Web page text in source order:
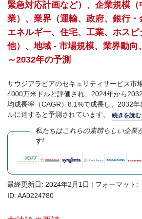
緊急対応計画など）、企業規模
業）、業界（運輸、政府、銀行・
エネルギー、住宅、工業、ホス
他）、地域 - 市場規模、業界動向
～2032年の予測
サウジアラビアのセキュリティサービス市
4000万米ドルと評価され、2024年から
均成長率（CAGR）8.1%で成長し、2032
ルに達すると予測されています。 続きを読む
私たちはこれらの素晴らしい企業
す!
最終更新日: 2024年2月1日 | フォーマット:
ID: AA0224780